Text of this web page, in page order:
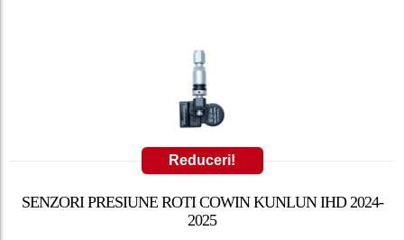
Reduceri!
SENZORI PRESIUNE ROTI COWIN KUNLUN IHD 2024-
2025